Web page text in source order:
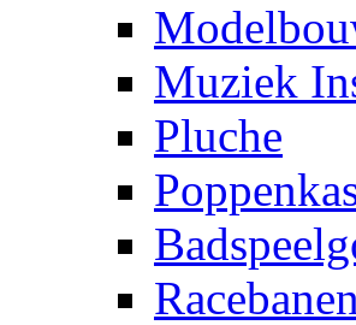
Muziek
Pluche
Racebanen